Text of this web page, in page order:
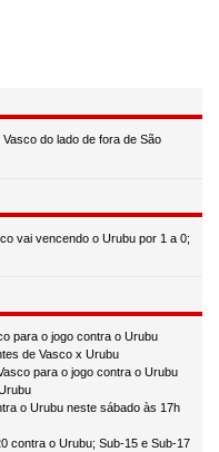
do lado de fora de São
vai vencendo o Urubu por 1 a 0;
para o jogo contra o Urubu
de Vasco x Urubu
para o jogo contra o Urubu
o Urubu neste sábado às 17h
contra o Urubu; Sub-15 e Sub-17